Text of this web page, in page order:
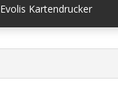
Evolis Kartendrucker